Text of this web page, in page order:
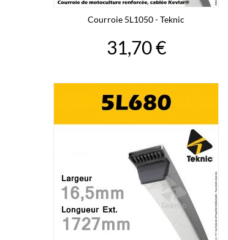
Courroie 5L1050 - Teknic
31,70 €